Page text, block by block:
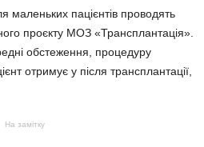
маленьких пацієнтів проводять
проєкту МОЗ «Трансплантація».
обстеження, процедуру
отримує у після трансплантації,
На замітку